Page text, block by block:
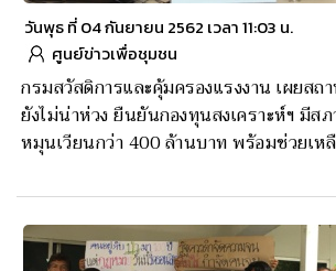
วันพุธ ที่ 04 กันยายน 2562 เวลา 11:03 น.
ศูนย์ข่าวเพื่อชุมชน
กรมสวัสดิการและคุ้มครองแรงงาน เผยสถ
ยังไม่น่าห่วง ยืนยันกองทุนสงเคราะห์ฯ มีส
หมุนเวียนกว่า 400 ล้านบาท พร้อมช่วยเห